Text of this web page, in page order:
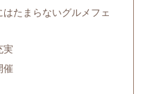
たまらないグルメフェ
実
催